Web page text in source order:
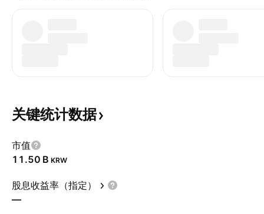
关键统计数据
市值
‪11.50 B‬ KRW
股息收益率（指定）
—